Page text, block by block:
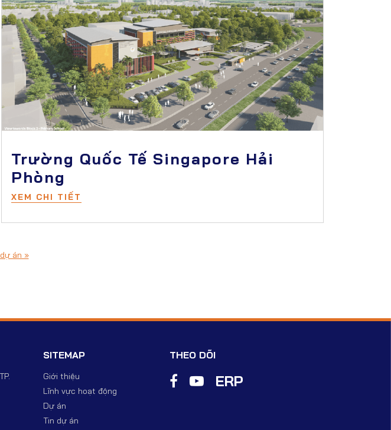
Trường Quốc Tế Singapore Hải
Phòng
XEM CHI TIẾT
án »
SITEMAP
Giới thiệu
Lĩnh vực hoạt động
Dự án
Tin dự án
THEO DÕI
ERP